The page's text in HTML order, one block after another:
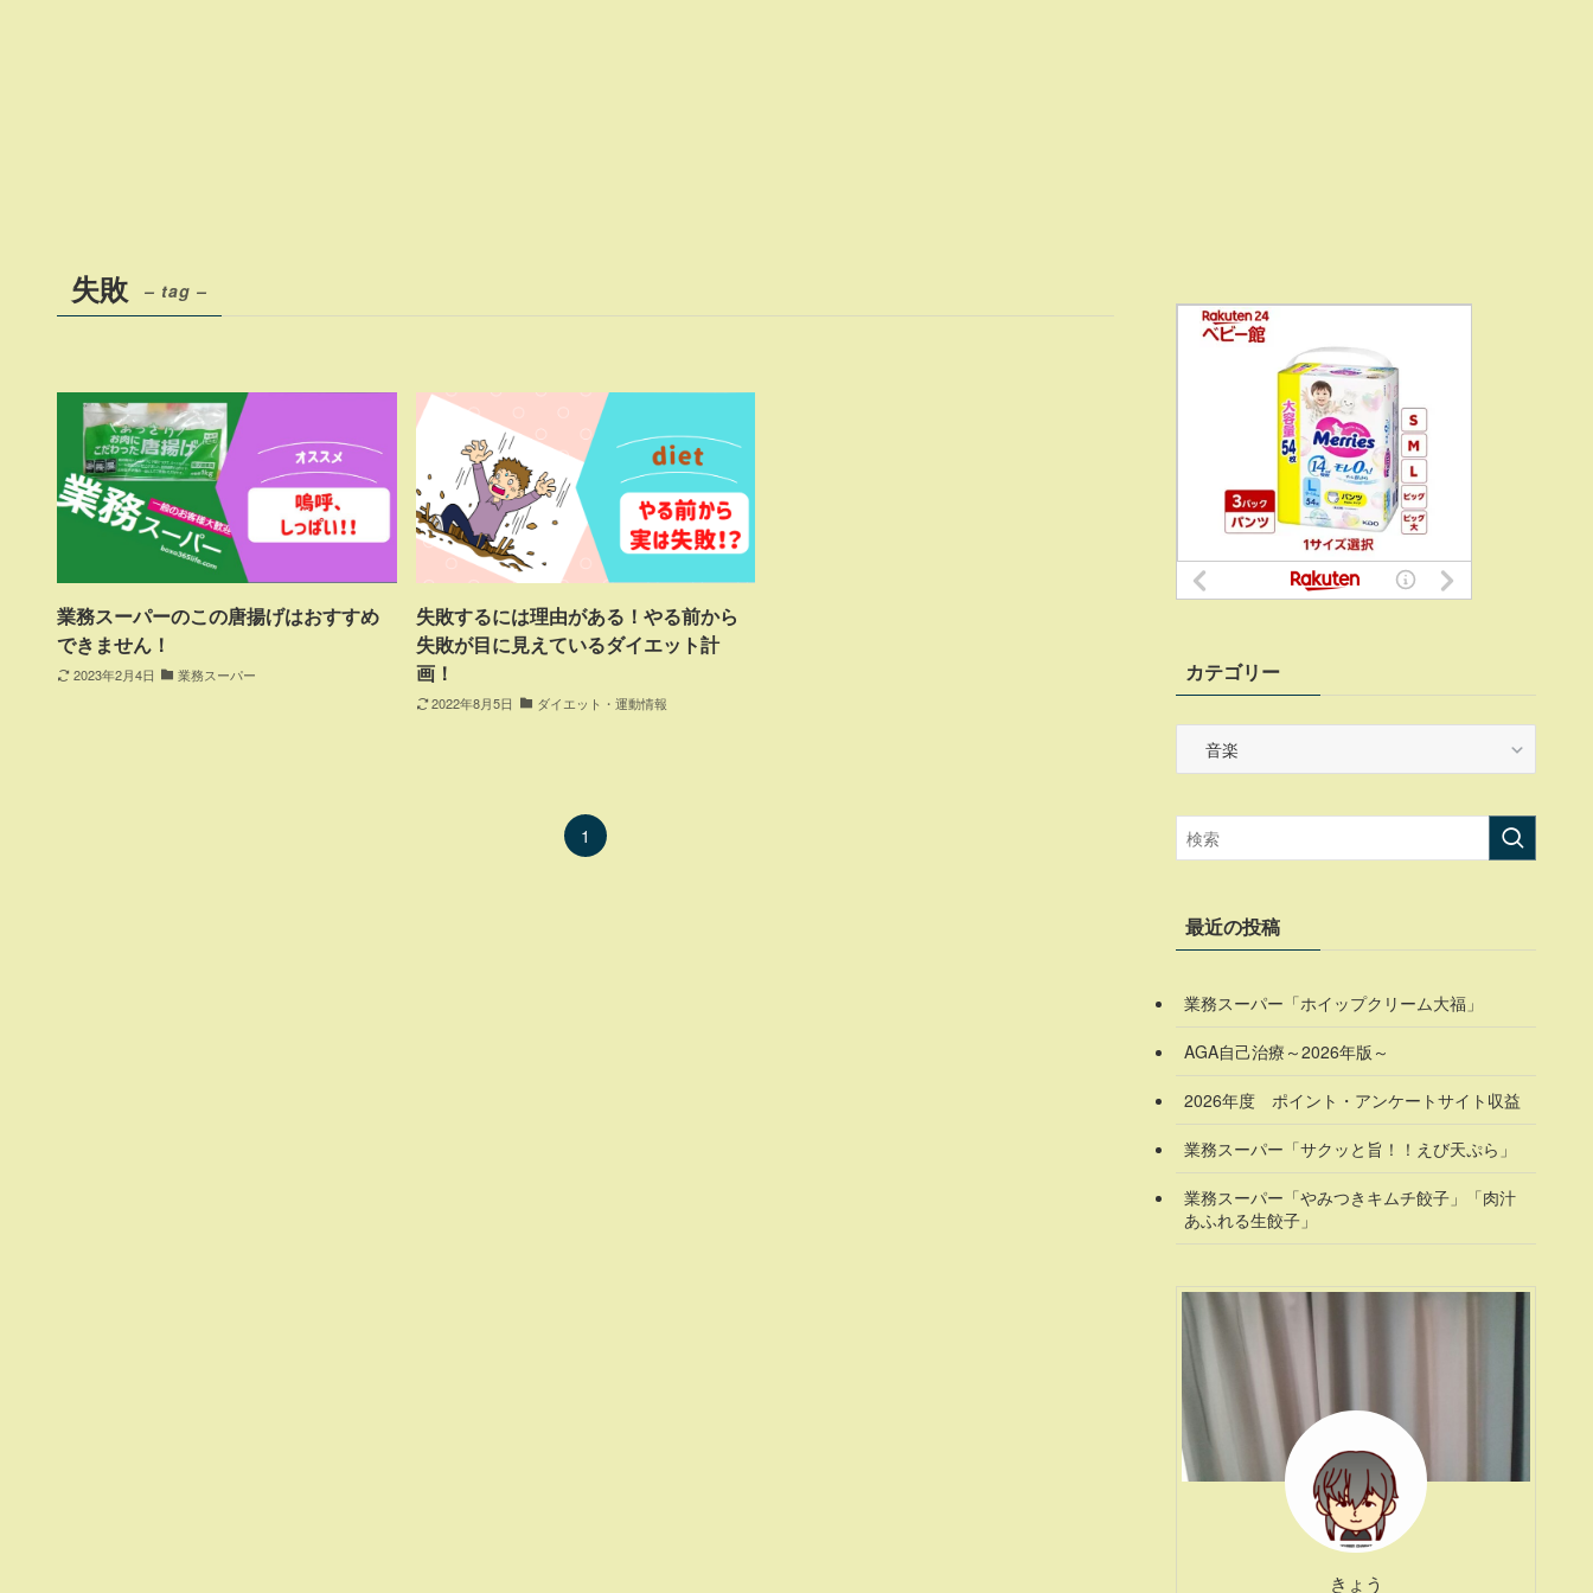
失敗 – tag –
業務スーパーのこの唐揚げはおすすめ
できません！
2023年2月4日 業務スーパー
失敗するには理由がある！やる前から
失敗が目に見えているダイエット計
画！
2022年8月5日 ダイエット・運動情報
1
カテゴリー
リ
ー
最近の投稿
業務スーパー「ホイップクリーム大福」
AGA自己治療～2026年版～
2026年度 ポイント・アンケートサイト収益
業務スーパー「サクッと旨！！えび天ぷら」
業務スーパー「やみつきキムチ餃子」「肉汁
あふれる生餃子」
きょう